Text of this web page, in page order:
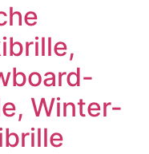
Winter-